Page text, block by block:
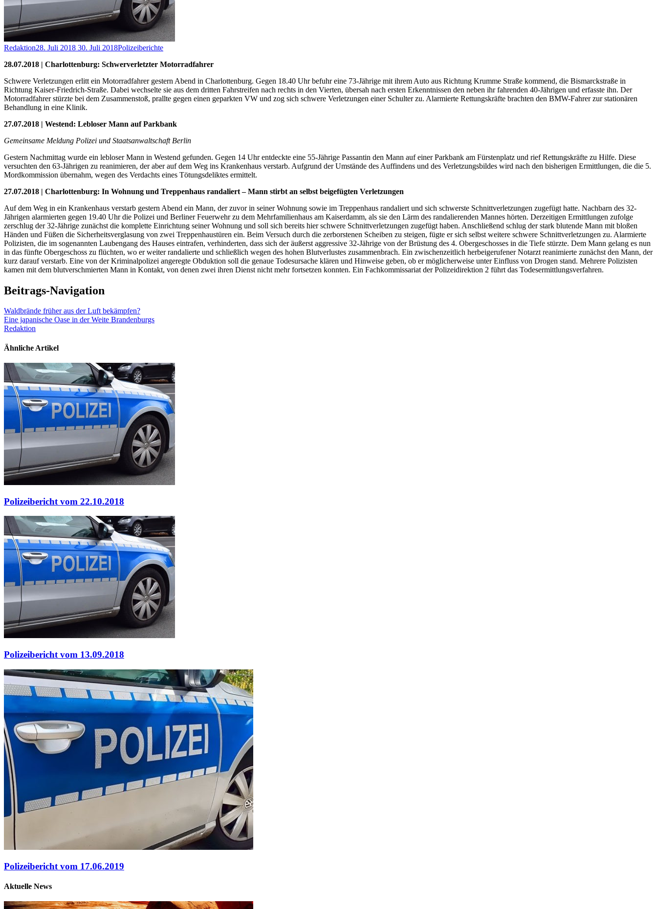
Redaktion28. Juli 2018 30. Juli 2018Polizeiberichte
28.07.2018 | Charlottenburg: Schwerverletzter Motorradfahrer
Schwere Verletzungen erlitt ein Motorradfahrer gestern Abend in Charlottenburg. Gegen 18.40 Uhr befuhr eine 73-Jährige mit ihrem Auto aus Richtung Krumme Straße kommend, die Bismarckstraße in
Richtung Kaiser-Friedrich-Straße. Dabei wechselte sie aus dem dritten Fahrstreifen nach rechts in den Vierten, übersah nach ersten Erkenntnissen den neben ihr fahrenden 40-Jährigen und erfasste ihn. Der
Motorradfahrer stürzte bei dem Zusammenstoß, prallte gegen einen geparkten VW und zog sich schwere Verletzungen einer Schulter zu. Alarmierte Rettungskräfte brachten den BMW-Fahrer zur stationären
Behandlung in eine Klinik.
27.07.2018 | Westend: Lebloser Mann auf Parkbank
Gemeinsame Meldung Polizei und Staatsanwaltschaft Berlin
Gestern Nachmittag wurde ein lebloser Mann in Westend gefunden. Gegen 14 Uhr entdeckte eine 55-Jährige Passantin den Mann auf einer Parkbank am Fürstenplatz und rief Rettungskräfte zu Hilfe. Diese
versuchten den 63-Jährigen zu reanimieren, der aber auf dem Weg ins Krankenhaus verstarb. Aufgrund der Umstände des Auffindens und des Verletzungsbildes wird nach den bisherigen Ermittlungen, die die 5.
Mordkommission übernahm, wegen des Verdachts eines Tötungsdeliktes ermittelt.
27.07.2018 | Charlottenburg: In Wohnung und Treppenhaus randaliert – Mann stirbt an selbst beigefügten Verletzungen
Auf dem Weg in ein Krankenhaus verstarb gestern Abend ein Mann, der zuvor in seiner Wohnung sowie im Treppenhaus randaliert und sich schwerste Schnittverletzungen zugefügt hatte. Nachbarn des 32-
Jährigen alarmierten gegen 19.40 Uhr die Polizei und Berliner Feuerwehr zu dem Mehrfamilienhaus am Kaiserdamm, als sie den Lärm des randalierenden Mannes hörten. Derzeitigen Ermittlungen zufolge
zerschlug der 32-Jährige zunächst die komplette Einrichtung seiner Wohnung und soll sich bereits hier schwere Schnittverletzungen zugefügt haben. Anschließend schlug der stark blutende Mann mit bloßen
Händen und Füßen die Sicherheitsverglasung von zwei Treppenhaustüren ein. Beim Versuch durch die zerborstenen Scheiben zu steigen, fügte er sich selbst weitere schwere Schnittverletzungen zu. Alarmierte
Polizisten, die im sogenannten Laubengang des Hauses eintrafen, verhinderten, dass sich der äußerst aggressive 32-Jährige von der Brüstung des 4. Obergeschosses in die Tiefe stürzte. Dem Mann gelang es nun
in das fünfte Obergeschoss zu flüchten, wo er weiter randalierte und schließlich wegen des hohen Blutverlustes zusammenbrach. Ein zwischenzeitlich herbeigerufener Notarzt reanimierte zunächst den Mann, der
kurz darauf verstarb. Eine von der Kriminalpolizei angeregte Obduktion soll die genaue Todesursache klären und Hinweise geben, ob er möglicherweise unter Einfluss von Drogen stand. Mehrere Polizisten
kamen mit dem blutverschmierten Mann in Kontakt, von denen zwei ihren Dienst nicht mehr fortsetzen konnten. Ein Fachkommissariat der Polizeidirektion 2 führt das Todesermittlungsverfahren.
Beitrags-Navigation
Waldbrände früher aus der Luft bekämpfen?
Eine japanische Oase in der Weite Brandenburgs
Redaktion
Ähnliche Artikel
Polizeibericht vom 22.10.2018
Polizeibericht vom 13.09.2018
Polizeibericht vom 17.06.2019
Aktuelle News